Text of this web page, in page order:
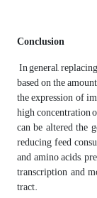
Conclusion
In general,
based on the
the expression of
high concentration
can be altered the
reducing feed
and amino acids,
transcription and
tract.